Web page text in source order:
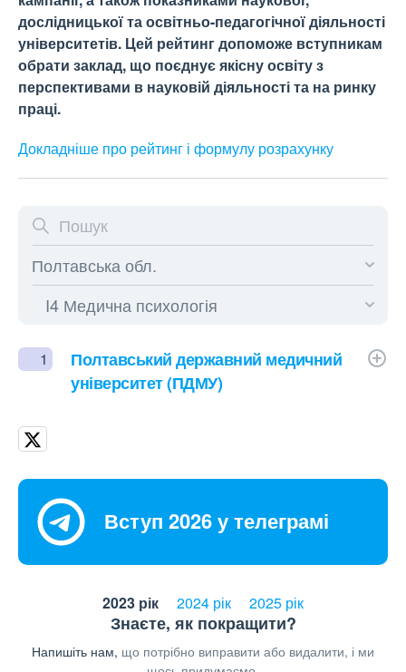
дослідницької та освітньо-педагогічної діяльності
університетів. Цей рейтинг допоможе вступникам
обрати заклад, що поєднує якісну освіту з
перспективами в науковій діяльності та на ринку
праці.
Докладніше про рейтинг і формулу розрахунку
1
Полтавський державний медичний
університет (ПДМУ)
Вступ 2026 у телеграмі
2023 рік 2024 рік 2025 рік
Знаєте, як покращити?
Напишіть нам, що потрібно виправити або видалити, і ми